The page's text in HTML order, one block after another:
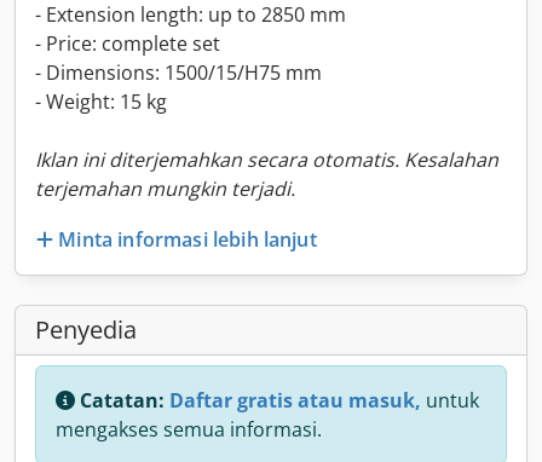
- Extension length: up to 2850 mm
- Price: complete set
- Dimensions: 1500/15/H75 mm
- Weight: 15 kg
Iklan ini diterjemahkan secara otomatis. Kesalahan
terjemahan mungkin terjadi.
Minta informasi lebih lanjut
Penyedia
Catatan: Daftar gratis atau masuk, untuk
mengakses semua informasi.